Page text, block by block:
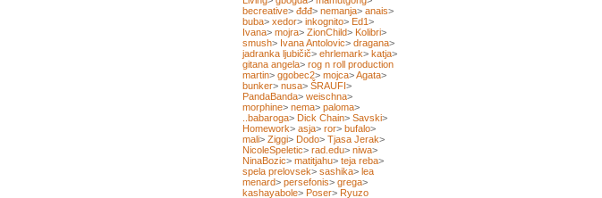
becreative> đđđ> nemanja> anais>
buba> xedor> inkognito> Ed1>
Ivana> mojra> ZionChild> Kolibri>
smush> Ivana Antolovic> dragana>
jadranka ljubičič> ehrlemark> katja>
gitana angela> rog n roll production
martin> ggobec2> mojca>Agata>
bunker> nusa> ŠRAUFI>
PandaBanda> weischna>
morphine> nema> paloma>
..babaroga> Dick Chain> Savski>
Homework> asja> ror> bufalo>
mali> Ziggi> Dodo> Tjasa Jerak>
NicoleSpeletic> rad.edu> niwa>
NinaBozic> matitjahu> teja reba>
spela prelovsek> sashika> lea
menard> persefonis> grega>
kashayabole> Poser> Ryuzo